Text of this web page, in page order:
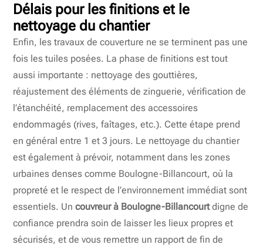
Délais pour les finitions et le
nettoyage du chantier
Enfin, les travaux de couverture ne se terminent pas une
fois les tuiles posées. La phase de finitions est tout
aussi importante : nettoyage des gouttières,
réajustement des éléments de zinguerie, vérification de
l’étanchéité, remplacement des accessoires
endommagés (rives, faîtages, etc.). Cette étape prend
en général entre 1 et 3 jours. Le nettoyage du chantier
est également à prévoir, notamment dans les zones
urbaines denses comme Boulogne-Billancourt, où la
propreté et le respect de l’environnement immédiat sont
essentiels. Uncouvreur à Boulogne-Billancourtdigne de
confiance prendra soin de laisser les lieux propres et
sécurisés, et de vous remettre un rapport de fin de